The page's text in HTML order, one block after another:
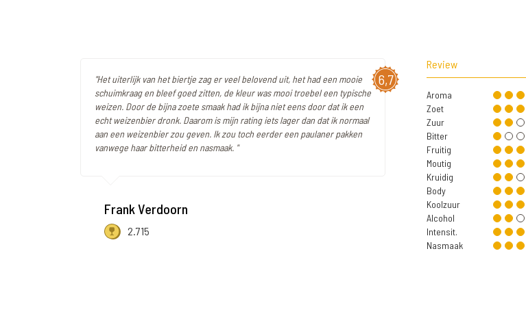
6,7
"Het uiterlijk van het biertje zag er veel belovend uit, het had een mooie
schuimkraag en bleef goed zitten, de kleur was mooi troebel een typische
weizen. Door de bijna zoete smaak had ik bijna niet eens door dat ik een
echt weizenbier dronk. Daarom is mijn rating iets lager dan dat ik normaal
aan een weizenbier zou geven. Ik zou toch eerder een paulaner pakken
vanwege haar bitterheid en nasmaak. "
Frank Verdoorn
2.715
Review
Aroma
Zoet
Zuur
Bitter
Fruitig
Moutig
Kruidig
Body
Koolzuur
Alcohol
Intensit.
Nasmaak